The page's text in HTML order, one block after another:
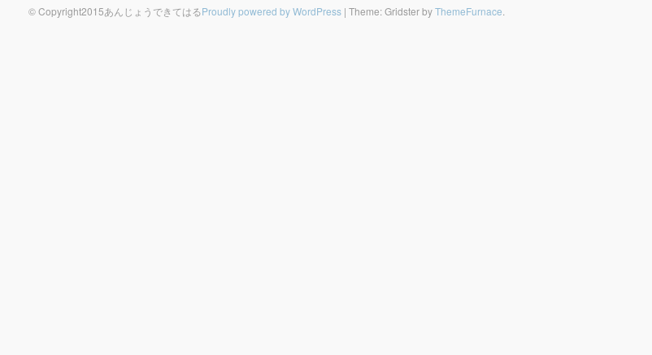
© Copyright2015あんじょうできてはるProudly powered by WordPress | Theme: Gridster byThemeFurnace